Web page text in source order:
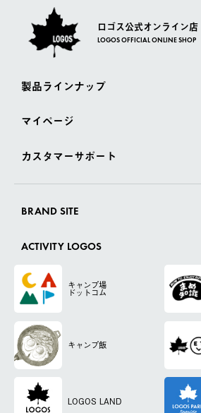
ロゴス公式オンライン店
LOGOS OFFICIAL ONLINE SHOP
製品ラインナップ
マイページ
カスタマーサポート
BRAND SITE
ACTIVITY LOGOS
キャンプ場
ドットコム
キャンプ飯
LOGOS LAND